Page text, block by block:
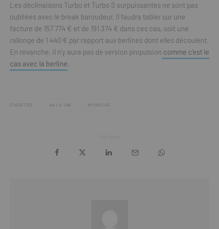
Les déclinaisons Turbo et Turbo S surpuissantes ne sont pas
oubliées avec le break baroudeur. Il faudra tabler sur une
facture de 157 774 € et de 191 374 € dans ces cas, soit une
rallonge de 1 440 € par rapport aux berlines dont elles découlent.
En revanche, il n’y aura pas de version propulsion comme c’est le
cas avec la berline.
ÉTIQUETTES A LA UNE PORSCHE